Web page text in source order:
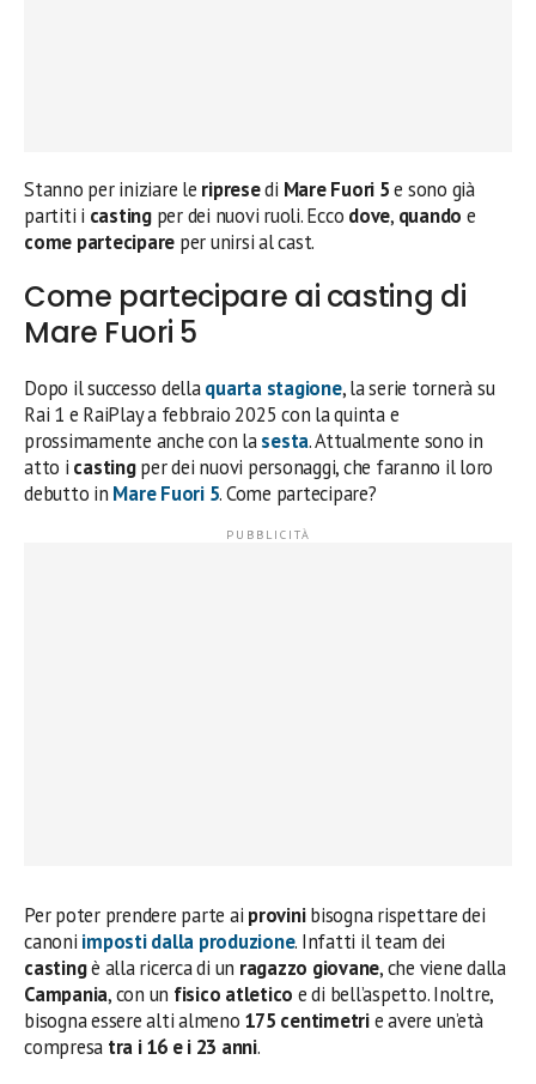
Stanno per iniziare le ripresedi Mare Fuori 5e sono già
partiti i casting per dei nuovi ruoli. Ecco dove, quando e
come partecipare per unirsi al cast.
Come partecipare ai casting di
Mare Fuori 5
Dopo il successo dellaquarta stagione, la serie tornerà su
Rai 1 e RaiPlay a febbraio 2025 con la quinta e
prossimamente anche con lasesta. Attualmente sono in
atto i castingper dei nuovi personaggi, che faranno il loro
debutto in Mare Fuori 5. Come partecipare?
Per poter prendere parte ai provinibisogna rispettare dei
canoni imposti dalla produzione. Infatti il team dei
castingè alla ricerca di un ragazzo giovane, che viene dalla
Campania, con un fisico atletico e di bell’aspetto. Inoltre,
bisogna essere alti almeno 175 centimetrie avere un’età
compresa tra i 16 e i 23 anni.